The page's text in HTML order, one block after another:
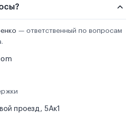
— ответственный по вопросам
проезд, 5Ак1